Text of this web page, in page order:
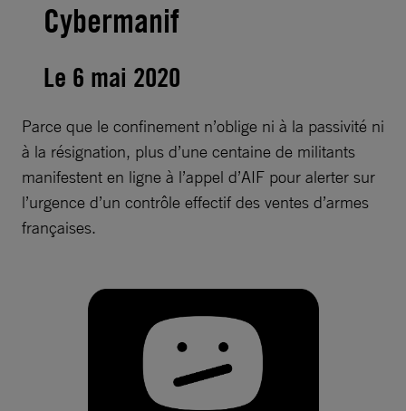
Cybermanif
Le 6 mai 2020
Parce que le confinement n’oblige ni à la passivité ni
à la résignation, plus d’une centaine de militants
manifestent en ligne à l’appel d’AIF pour alerter sur
l’urgence d’un contrôle effectif des ventes d’armes
françaises.